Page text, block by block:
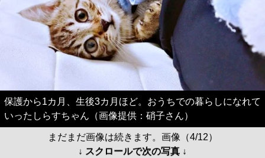
保護から1カ月、生後3カ月ほど。おうちでの暮らしになれて
いったしらすちゃん（画像提供：硝子さん）
まだまだ画像は続きます。画像（4/12）
↓ スクロールで次の写真 ↓